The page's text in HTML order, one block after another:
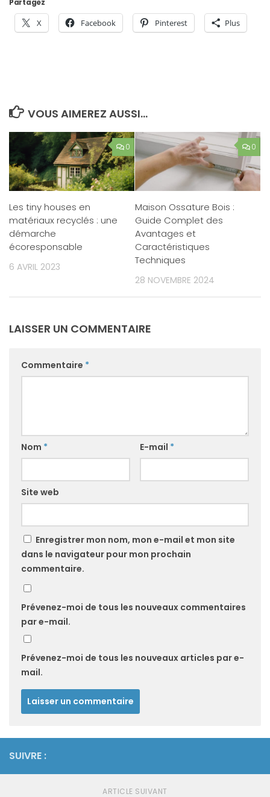
Partagez
X Facebook Pinterest Plus
VOUS AIMEREZ AUSSI...
0
Les tiny houses en
matériaux recyclés : une
démarche
écoresponsable
6 AVRIL 2023
0
Maison Ossature Bois :
Guide Complet des
Avantages et
Caractéristiques
Techniques
28 NOVEMBRE 2024
LAISSER UN COMMENTAIRE
Commentaire *
Nom * E-mail *
Site web
Enregistrer mon nom, mon e-mail et mon site
dans le navigateur pour mon prochain
commentaire.
Prévenez-moi de tous les nouveaux commentaires
par e-mail.
Prévenez-moi de tous les nouveaux articles par e-
mail.
SUIVRE :
ARTICLE SUIVANT